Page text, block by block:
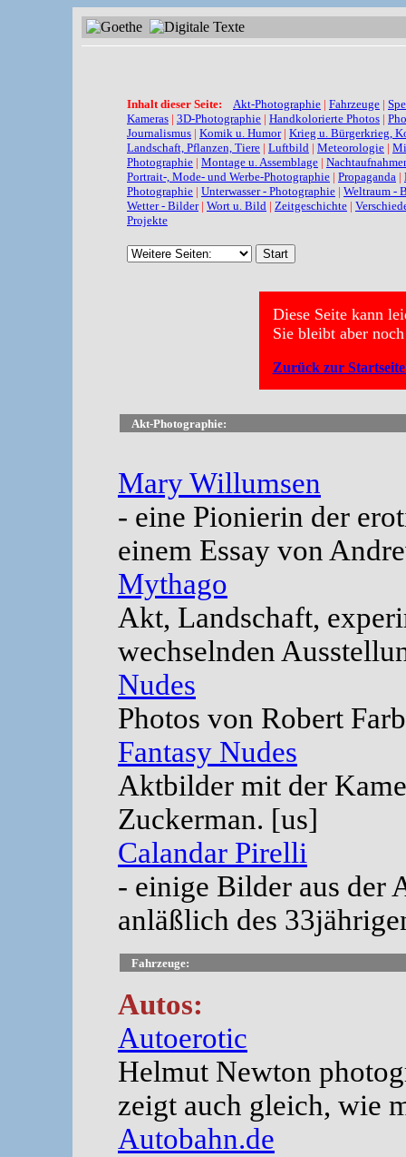
Inhalt dieser Seite: Akt-Photographie | Fahrzeuge |
Kameras | 3D-Photographie | Handkolorierte Photos |
Journalismus | Komik u. Humor| Krieg u. Bürgerkrieg,
Landschaft, Pflanzen, Tiere | Luftbild | Meteorologie |
Photographie | Montage u. Assemblage |
Portrait-, Mode- und Werbe-Photographie | Propaganda |
Photographie | Unterwasser - Photographie | Weltraum -
Wetter - Bilder| Wort u. Bild | Zeitgeschichte |
Projekte
Diese Seite kann
Sie bleibt aber
Zurück zur
Akt-Photographie:
Mary Willumsen
- eine Pionierin der
einem Essay von
Mythago
Akt, Landschaft,
wechselnden
Nudes
Photos von Robert
Fantasy Nudes
Aktbilder mit der
Zuckerman. [us]
Calandar Pirelli
- einige Bilder aus der
anläßlich des
Fahrzeuge:
Autos:
Autoerotic
Helmut Newton
zeigt auch gleich, wie
Autobahn.de